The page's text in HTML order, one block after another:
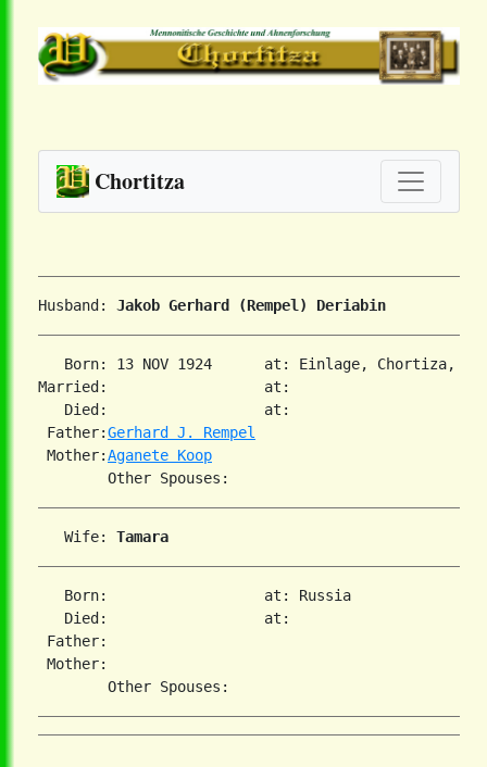
Chortitza
Husband: Jakob Gerhard (Rempel) Deriabin
Born: 13 NOV 1924      at: Einlage, Chortiza,
Married:                  at:
   Died:                  at:
Father:Gerhard J. Rempel
Mother:Aganete Koop
   Wife:
Tamara
   Born:                  at: Russia
   Died:                  at:
Father:
Mother: